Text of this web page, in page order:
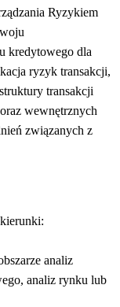
Ryzykiem
kredytowego dla
ryzyk transakcji,
transakcji
wewnętrznych
związanych z
analiz
analiz rynku lub